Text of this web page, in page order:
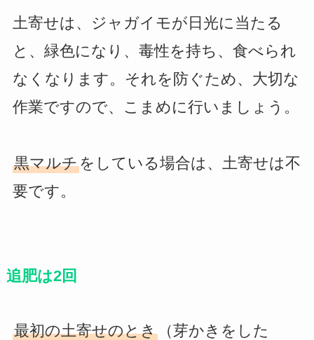
土寄せは、ジャガイモが日光に当たる
と、緑色になり、毒性を持ち、食べられ
なくなります。それを防ぐため、大切な
作業ですので、こまめに行いましょう。
黒マルチをしている場合は、土寄せは不
要です。
追肥は2回
最初の土寄せのとき（芽かきをした